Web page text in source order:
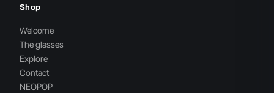
Shop
Welcome
The glasses
Explore
Contact
NEOPOP